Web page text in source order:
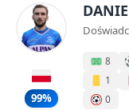
99%
8
1
0